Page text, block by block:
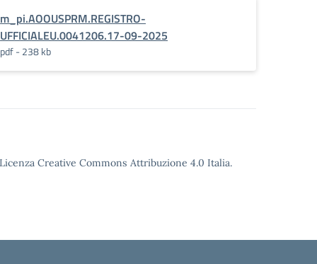
m_pi.AOOUSPRM.REGISTRO-
UFFICIALEU.0041206.17-09-2025
pdf - 238 kb
Creative Commons Attribuzione 4.0 Italia.